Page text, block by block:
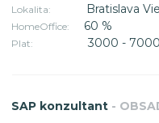
Lokalita: Bratislava
HomeOffice: 60 %
Plat: 3000 -
SAP konzultant -